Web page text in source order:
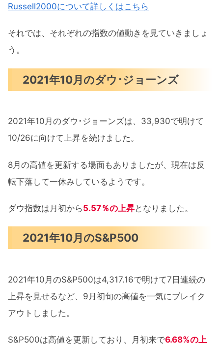
Russell2000について詳しくはこちら
それでは、それぞれの指数の値動きを見ていきましょ
う。
2021年10月のダウ･ジョーンズ
2021年10月のダウ･ジョーンズは、33,930で明けて
10/26に向けて上昇を続けました。
8月の高値を更新する場面もありましたが、現在は反
転下落して一休みしているようです。
ダウ指数は月初から5.57％の上昇となりました。
2021年10月のS&P500
2021年10月のS&P500は4,317.16で明けて7日連続の
上昇を見せるなど、9月初旬の高値を一気にブレイク
アウトしました。
S&P500は高値を更新しており、月初来で6.68%の上